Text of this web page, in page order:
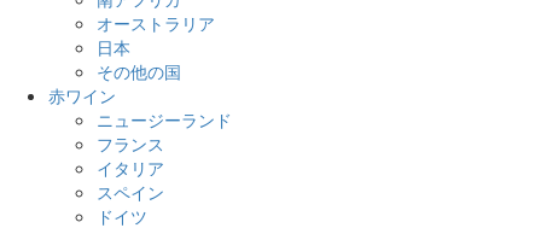
オーストラリア
日本
その他の国
赤ワイン
ニュージーランド
フランス
イタリア
スペイン
ドイツ